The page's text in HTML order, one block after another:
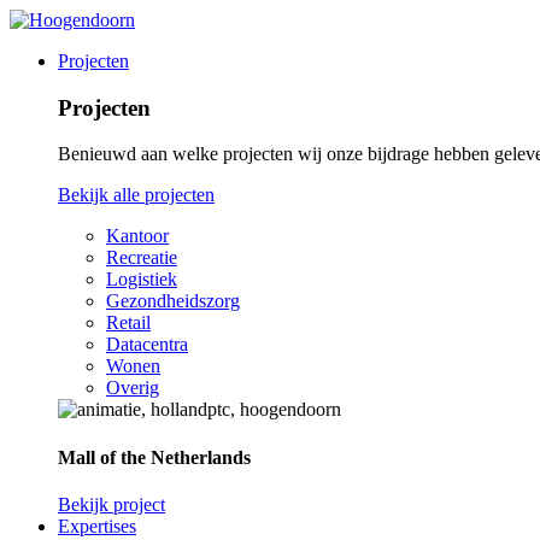
Projecten
Projecten
Benieuwd aan welke projecten wij onze bijdrage hebben
Bekijk alle projecten
Kantoor
Recreatie
Logistiek
Gezondheidszorg
Retail
Datacentra
Wonen
Overig
Mall of the Netherlands
Bekijk project
Expertises